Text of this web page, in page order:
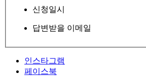
신청일시
답변받을 이메일
인스타그램
페이스북